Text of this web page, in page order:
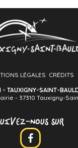
LÉGALES CRÉDITS
- TAUXIGNY-SAINT-
- 37310 Tauxigny-
NOUS SUR